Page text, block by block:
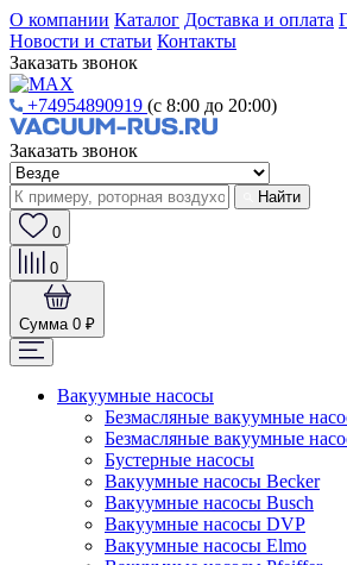
О компании Каталог Доставка и оплата
Новости и статьи Контакты
Заказать звонок
+74954890919 (с 8:00 до 20:00)
Заказать звонок
Найти
0
0
Сумма 0 ₽
Вакуумные насосы
Безмасляные вакуумные
Безмасляные вакуумные
Бустерные насосы
Вакуумные насосы Becker
Вакуумные насосы Busch
Вакуумные насосы DVP
Вакуумные насосы Elmo